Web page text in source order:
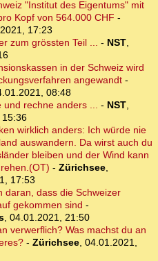
"Institut des Eigentums" mit
Kopf von 564.000 CHF -
17:23
zum grössten Teil ... - NST,
in der Schweiz wird
angewandt -
08:48
und rechne anders ... - NST,
wirklich anders: Ich würde nie
auswandern. Da wirst auch du
bleiben und der Wind kann
- Zürichsee,
17:53
daran, dass die Schweizer
gekommen sind -
, 04.01.2021, 21:50
verwerflich? Was machst du an
- Zürichsee, 04.01.2021,